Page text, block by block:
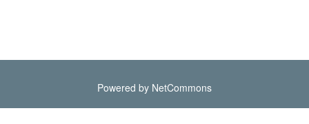
Powered by NetCommons